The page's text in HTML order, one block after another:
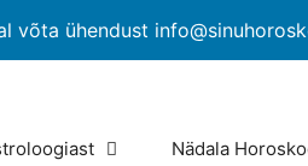
võta ühendust
Nädala